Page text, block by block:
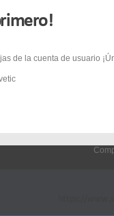
de la cuenta de usuario